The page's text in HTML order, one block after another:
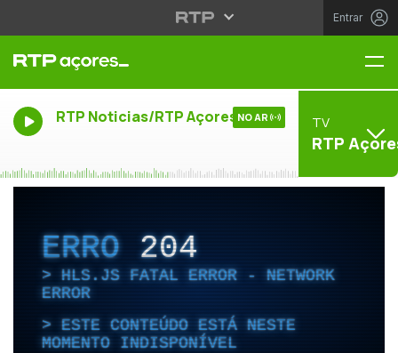
Entrar
RTP Noticias/RTP Açores NO AR TV
RTP
ERRO204
HLS.JS FATAL ERROR - NETWORK
ERROR
ESTE CONTEÚDO ESTÁ NESTE
MOMENTO INDISPONÍVEL